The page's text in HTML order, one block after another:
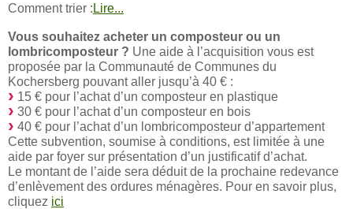
Comment trier :Lire...
Vous souhaitez acheter un composteur ou un
lombricomposteur ? Une aide à l’acquisition vous est
proposée par la Communauté de Communes du
Kochersberg pouvant aller jusqu’à 40 € :
15 € pour l’achat d’un composteur en plastique
30 € pour l’achat d’un composteur en bois
40 € pour l’achat d’un lombricomposteur d’appartement
Cette subvention, soumise à conditions, est limitée à une
aide par foyer sur présentation d’un justificatif d’achat.
Le montant de l’aide sera déduit de la prochaine redevance
d’enlèvement des ordures ménagères. Pour en savoir plus,
cliquez ici